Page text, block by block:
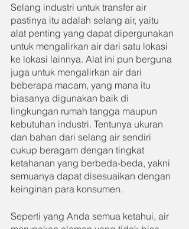
Selang industri untuk transfer air
pastinya itu adalah selang air, yaitu
alat penting yang dapat dipergunakan
untuk mengalirkan air dari satu lokasi
ke lokasi lainnya. Alat ini pun berguna
juga untuk mengalirkan air dari
beberapa macam, yang mana itu
biasanya digunakan baik di
lingkungan rumah tangga maupun
kebutuhan industri. Tentunya ukuran
dan bahan dari selang air sendiri
cukup beragam dengan tingkat
ketahanan yang berbeda-beda, yakni
semuanya dapat disesuaikan dengan
keinginan para konsumen.
Seperti yang Anda semua ketahui, air